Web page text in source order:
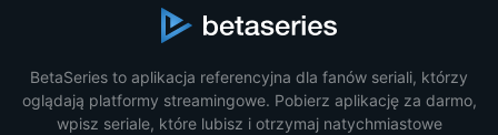
BetaSeries to aplikacja referencyjna dla fanów seriali, którzy
oglądają platformy streamingowe. Pobierz aplikację za darmo,
wpisz seriale, które lubisz i otrzymaj natychmiastowe